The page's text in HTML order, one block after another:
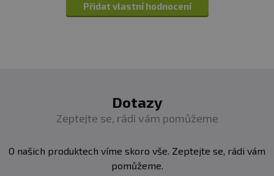
spektrum od 470 do 500 nm, nazývané také tyrkysově
fotosenzitivní retinální gangliové buňky, také pupilární
reflex a kontroluje cirkadiánní cyklus.
Přidat vlastní hodnocení
Dotazy
Zeptejte se, rádi vám pomůžeme
O našich produktech víme skoro vše. Zeptejte se, rádi vám
pomůžeme.